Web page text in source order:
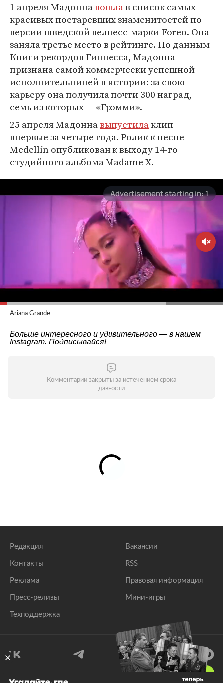
1 апреля Мадоннавошлав список самых
красивых постаревших знаменитостей по
версии шведской велнесс-марки Foreo. Она
заняла третье место в рейтинге. По данным
Книги рекордов Гиннесса, Мадонна
признана самой коммерчески успешной
исполнительницей в истории: за свою
карьеру она получила почти 300 наград,
семь из которых — «Грэмми».
25 апреля Мадоннавыпустилаклип
впервые за четыре года. Ролик к песне
Medellín опубликован к выходу 14-го
студийного альбома Madame X.
Ariana Grande
Больше интересного и удивительного — в нашем
Instagram. Подписывайся!
Комментарии закрыты за истечением срока
давности
Редакция
Контакты
Реклама
Пресс-релизы
Техподдержка
Вакансии
RSS
Правовая информация
Мини-игры